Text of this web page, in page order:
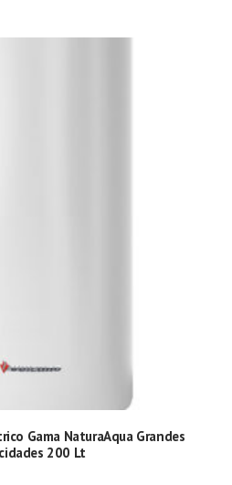
Gama NaturaAqua Grandes
200 Lt